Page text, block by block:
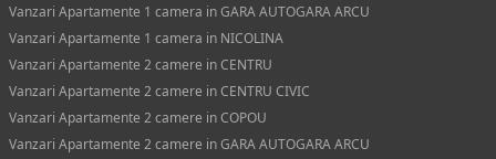
Vanzari Apartamente 1 camera in GARA AUTOGARA ARCU
Vanzari Apartamente 1 camera in NICOLINA
Vanzari Apartamente 2 camere in CENTRU
Vanzari Apartamente 2 camere in CENTRU CIVIC
Vanzari Apartamente 2 camere in COPOU
Vanzari Apartamente 2 camere in GARA AUTOGARA ARCU